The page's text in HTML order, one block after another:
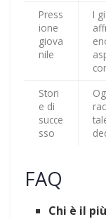
Press
ione
giova
nile
I
Stori
e di
succe
sso
FAQ
Chi è il